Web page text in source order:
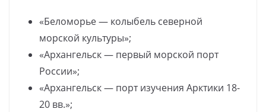
«Беломорье — колыбель северной
морской культуры»;
«Архангельск — первый морской порт
России»;
«Архангельск — порт изучения Арктики 18-
20 вв.»;